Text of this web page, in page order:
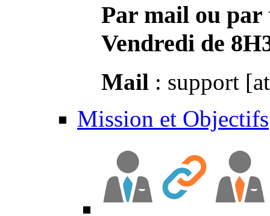
Par mail ou par
Vendredi de
Mail : support
Mission et Objectifs